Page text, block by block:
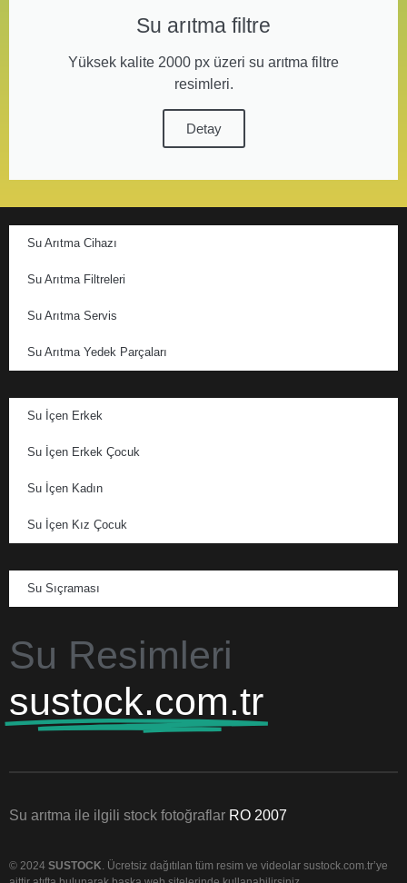
Su arıtma filtre
Yüksek kalite 2000 px üzeri su arıtma filtre
resimleri.
Detay
Su Arıtma Cihazı
Su Arıtma Filtreleri
Su Arıtma Servis
Su Arıtma Yedek Parçaları
Su İçen Erkek
Su İçen Erkek Çocuk
Su İçen Kadın
Su İçen Kız Çocuk
Su Sıçraması
Su Resimleri
sustock.com.tr
Su arıtma ile ilgili stock fotoğraflar RO 2007
© 2024 SUSTOCK. Ücretsiz dağıtılan tüm resim ve videolar sustock.com.tr’ye